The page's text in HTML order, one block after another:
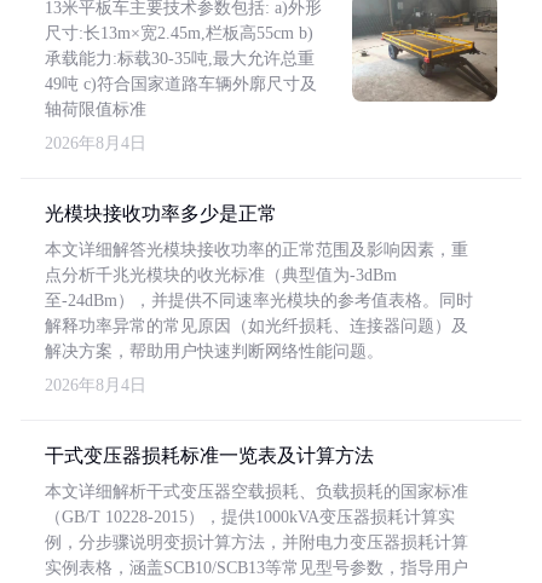
13米平板车主要技术参数包括: a)外形
尺寸:长13m×宽2.45m,栏板高55cm b)
承载能力:标载30-35吨,最大允许总重
49吨 c)符合国家道路车辆外廓尺寸及
轴荷限值标准
2026年8月4日
光模块接收功率多少是正常
本文详细解答光模块接收功率的正常范围及影响因素，重
点分析千兆光模块的收光标准（典型值为-3dBm
至-24dBm），并提供不同速率光模块的参考值表格。同时
解释功率异常的常见原因（如光纤损耗、连接器问题）及
解决方案，帮助用户快速判断网络性能问题。
2026年8月4日
干式变压器损耗标准一览表及计算方法
本文详细解析干式变压器空载损耗、负载损耗的国家标准
（GB/T 10228-2015），提供1000kVA变压器损耗计算实
例，分步骤说明变损计算方法，并附电力变压器损耗计算
实例表格，涵盖SCB10/SCB13等常见型号参数，指导用户